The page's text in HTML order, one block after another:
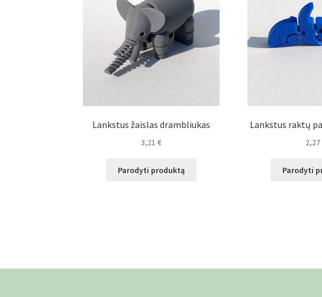
Lankstus žaislas drambliukas
3,21€
Parodyti produktą
Lankstus raktų
2,27
Parodyti